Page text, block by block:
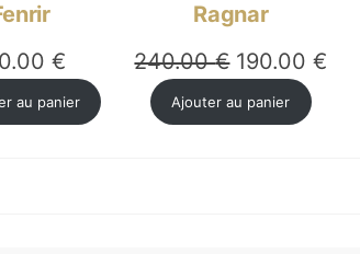
€
au panier
Ragnar
240.00€ Le
prix
initial
190.00€
Ajouter au panier